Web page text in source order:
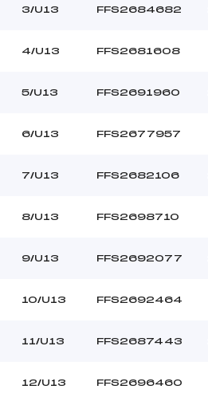
–
3/U13 FFS2684682
4/U13 FFS2681608
5/U13 FFS2691960
6/U13 FFS2677957
7/U13 FFS2682106
8/U13 FFS2698710
9/U13 FFS2692077
10/U13 FFS2692464
11/U13 FFS2687443
12/U13 FFS2696460